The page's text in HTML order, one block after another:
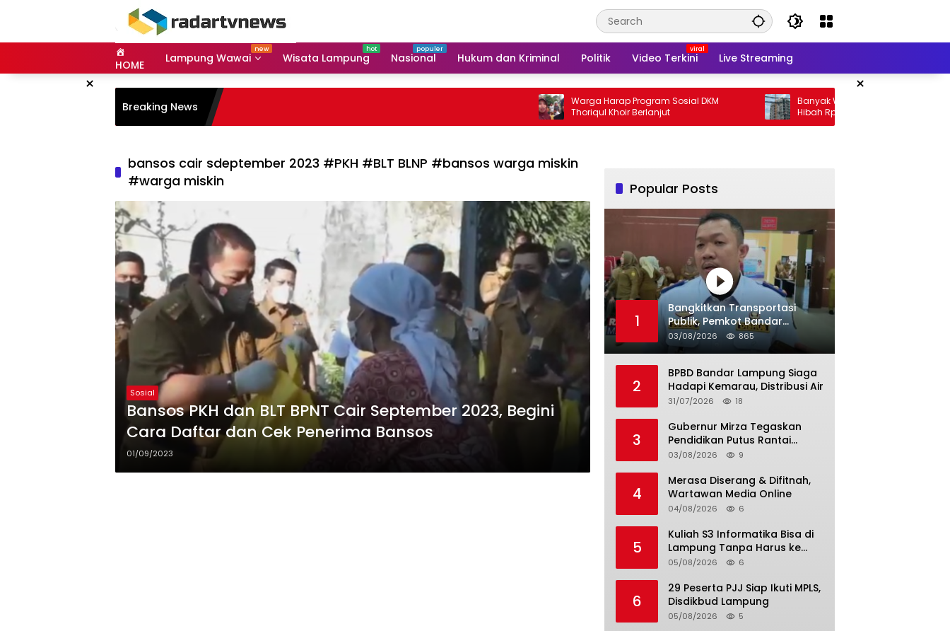
HOME Lampung Wawai Wisata Lampung Nasional Hukum dan Kriminal Politik Video Terkini Live Streaming
× ×
Breaking News
Warga Harap Program Sosial DKM
Thoriqul Khoir Berlanjut
Banyak Warga Susah, Pemprov Malah
Hibah Rp35 M
bansos cair sdeptember 2023 #PKH #BLT BLNP #bansos warga miskin
#warga miskin
Sosial
Bansos PKH dan BLT BPNT Cair September 2023, Begini
Cara Daftar dan Cek Penerima Bansos
01/09/2023
Popular Posts
1
Bangkitkan Transportasi
Publik, Pemkot Bandar
Lampung Uji Coba Bus Umum
03/08/2026 865
2
BPBD Bandar Lampung Siaga
Hadapi Kemarau, Distribusi Air
31/07/2026 18
3
Gubernur Mirza Tegaskan
Pendidikan Putus Rantai
Kemiskinan
03/08/2026 9
4
Merasa Diserang & Difitnah,
Wartawan Media Online
04/08/2026 6
5
Kuliah S3 Informatika Bisa di
Lampung Tanpa Harus ke
Luar Daerah
05/08/2026 6
6
29 Peserta PJJ Siap Ikuti MPLS,
Disdikbud Lampung
05/08/2026 5